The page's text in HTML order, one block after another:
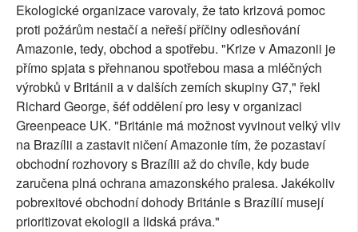
Ekologické organizace varovaly, že tato krizová pomoc
proti požárům nestačí a neřeší příčiny odlesňování
Amazonie, tedy, obchod a spotřebu. "Krize v Amazonii je
přímo spjata s přehnanou spotřebou masa a mléčných
výrobků v Británii a v dalších zemích skupiny G7," řekl
Richard George, šéf oddělení pro lesy v organizaci
Greenpeace UK. "Británie má možnost vyvinout velký vliv
na Brazílii a zastavit ničení Amazonie tím, že pozastaví
obchodní rozhovory s Brazílii až do chvíle, kdy bude
zaručena plná ochrana amazonského pralesa. Jakékoliv
pobrexitové obchodní dohody Británie s Brazílií musejí
prioritizovat ekologii a lidská práva."